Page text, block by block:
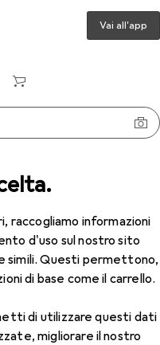
raccogliamo informazioni
d'uso sul nostro sito
simili. Questi permettono,
di base come il carrello.
di utilizzare questi dati
migliorare il nostro
Vai all'app
Am+Rf
Inchiostro Ciano